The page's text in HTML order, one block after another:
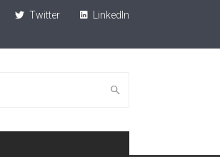
Twitter LinkedIn